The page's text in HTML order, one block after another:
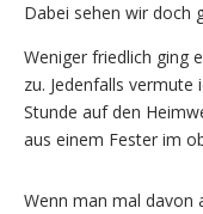
Dabei sehen wir doch
Weniger friedlich ging
zu. Jedenfalls
Stunde auf den
aus einem Fester im
Wenn man mal davon